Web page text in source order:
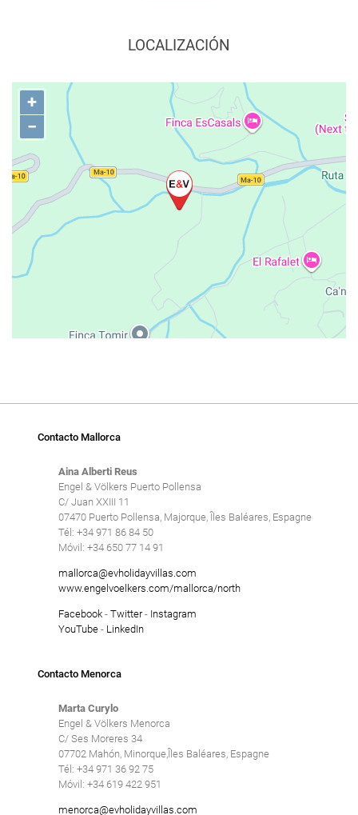
LOCALIZACIÓN
+
−
Contacto Mallorca
Aina Alberti Reus
Engel & Völkers Puerto Pollensa
C/ Juan XXIII 11
07470 Puerto Pollensa, Majorque, Îles Baléares, Espagne
Tél: +34 971 86 84 50
Móvil: +34 650 77 14 91
mallorca@evholidayvillas.com
www.engelvoelkers.com/mallorca/north
Facebook- Twitter- Instagram
YouTube- LinkedIn
Contacto Menorca
Marta Curylo
Engel & Völkers Menorca
C/ Ses Moreres 34
07702 Mahón, Minorque,Îles Baléares, Espagne
Tél: +34 971 36 92 75
Móvil: +34 619 422 951
menorca@evholidayvillas.com